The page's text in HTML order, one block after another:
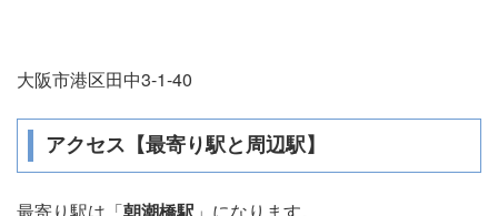
大阪市港区田中3-1-40
アクセス【最寄り駅と周辺駅】
最寄り駅は「朝潮橋駅 」になります。